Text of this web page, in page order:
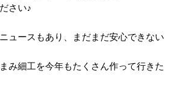
さい♪
ュースもあり、まだまだ安心できない
み細工を今年もたくさん作って行きた